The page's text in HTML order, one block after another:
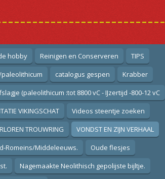
hobby Reinigen en Conserveren
TIPS
catalogus gespen
Krabber
(paleolithicum :tot 8800 vC - IJzertijd -800-12 vC
VIKINGSCHAT
Videos steentje zoeken
TROUWRING
VONDST EN ZIJN VERHAAL
Romeins/Middeleeuws.
Oude flesjes
Nagemaakte Neolithisch gepolijste bijltje.